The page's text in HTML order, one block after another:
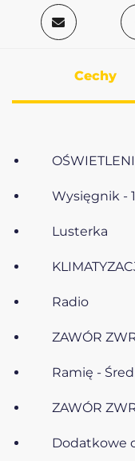
Cechy
Wysięgnik -
Lusterka
Radio
ZAWÓR
Ramię -
ZAWÓR
Dodatkowe